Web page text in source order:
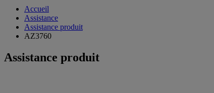
Accueil
Assistance
Assistance produit
AZ3760
Assistance produit